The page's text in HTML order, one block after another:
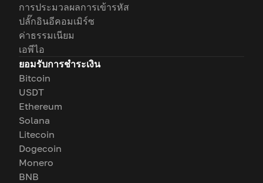
การประมวลผลการเข้ารหัส
ปลั๊กอินอีคอมเมิร์ซ
ค่าธรรมเนียม
เอพีไอ
ยอมรับการชำระเงิน
Bitcoin
USDT
Ethereum
Solana
Litecoin
Dogecoin
Monero
BNB